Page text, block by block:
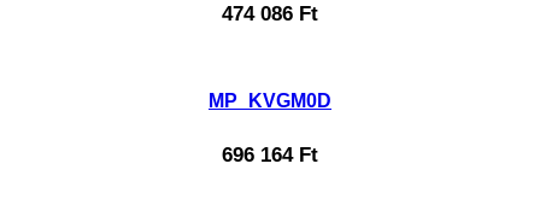
474 086 Ft
MP_KVGM0D
696 164 Ft